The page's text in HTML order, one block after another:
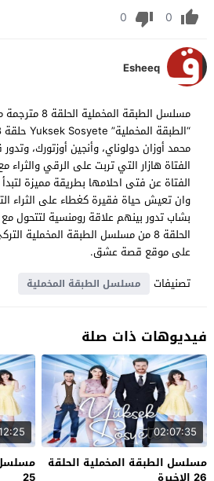
0
0
Esheeq
مسلسل الطبقة
محمد أوزان دولوناي، وأنجين أوزتورك،
الفتاة هازار التي تربت على الرقي والثراء
الفتاة عن فتى احلامها بطريقة مميزة لتبدأ
وان تعيش حياة فقيرة كغطاء على الثراء
بشاب تدور بينهم علاقة رومنسية لتتحول
الحلقة 8 من مسلسل الطبقة المخملية
على موقع قصة عشق.
تصنيفات
مسلسل الطبقة المخملية
فيديوهات ذات صلة
02:07:35
مسلسل الطبقة المخملية الحلقة
مسلسل